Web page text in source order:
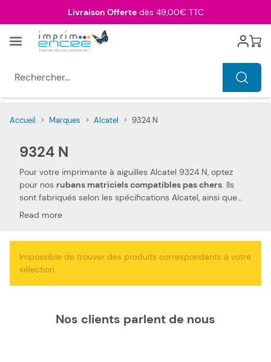
Livraison Offertedès 49,00€ TTC
Menu Cart
Accueil > Marques > Alcatel > 9324 N
9324 N
Pour votre imprimante à aiguilles Alcatel 9324 N, optez
pour nos
rubans matriciels compatibles pas chers. Ils
sont fabriqués selon les spécifications Alcatel, ainsi que
selon les normes spécifiques. Ceci les rend 100 %
semblables aux rubans matriciels Alcatel. Notre ruban
matriciel compatible pas cher est le choix idéal pour
réduire vos dépenses. Nous proposons également les
Read more
Impossible de trouver des produits correspondants à votre
sélection.
Nos clients parlent de nous